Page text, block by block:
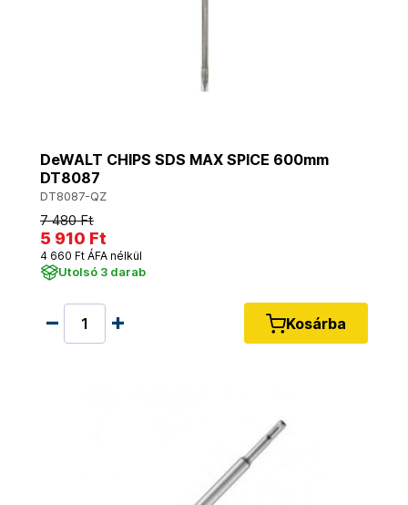
DeWALT CHIPS SDS MAX SPICE 600mm
DT8087
DT8087-QZ
7 480 Ft
5 910 Ft
4 660 Ft ÁFA nélkül
Utolsó 3 darab
Kosárba